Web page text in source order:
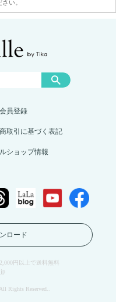
い。
員登録
取引に基づく表記
ショップ情報
ロード
円以上で送料無料
Rights Reserved..